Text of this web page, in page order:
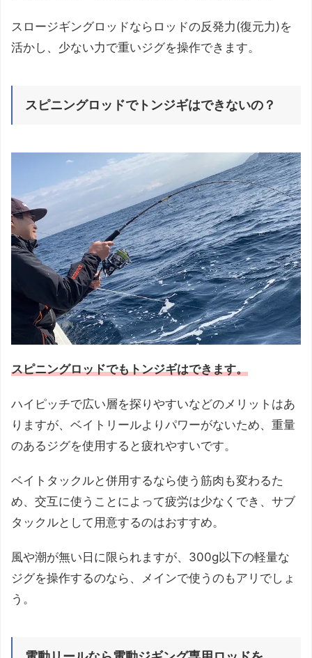
スロージギングロッドならロッドの反発力(復元力)を
活かし、少ない力で重いジグを操作できます。
スピニングロッドでトンジギはできないの？
スピニングロッドでもトンジギはできます。
ハイピッチで広い層を探りやすいなどのメリットはあ
りますが、ベイトリールよりパワーがないため、重量
のあるジグを使用すると疲れやすいです。
ベイトタックルと併用するなら使う筋肉も変わるた
め、交互に使うことによって疲労は少なくでき、サブ
タックルとして用意するのはおすすめ。
風や潮が無い日に限られますが、300g以下の軽量な
ジグを操作するのなら、メインで使うのもアリでしょ
う。